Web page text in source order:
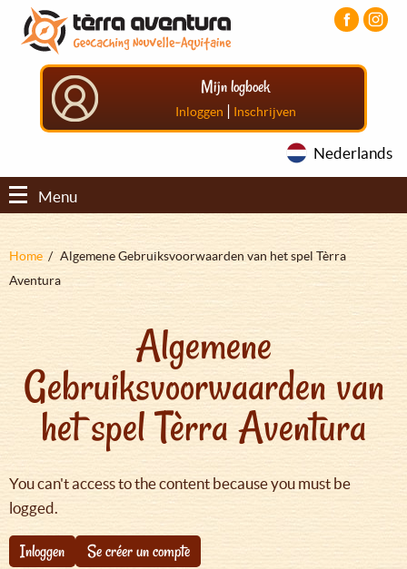
Overslaan
naar
Aller
menu
principal
Aller
pied
Mijn logboek
Inloggen | Inschrijven
Nederlands
Menu
Kruimelpad
Home
Algemene Gebruiksvoorwaarden van het spel Tèrra
Aventura
Algemene
Gebruiksvoorwaarden van
het spel Tèrra Aventura
You can't access to the content because you must be
logged.
Inloggen
Se créer un compte